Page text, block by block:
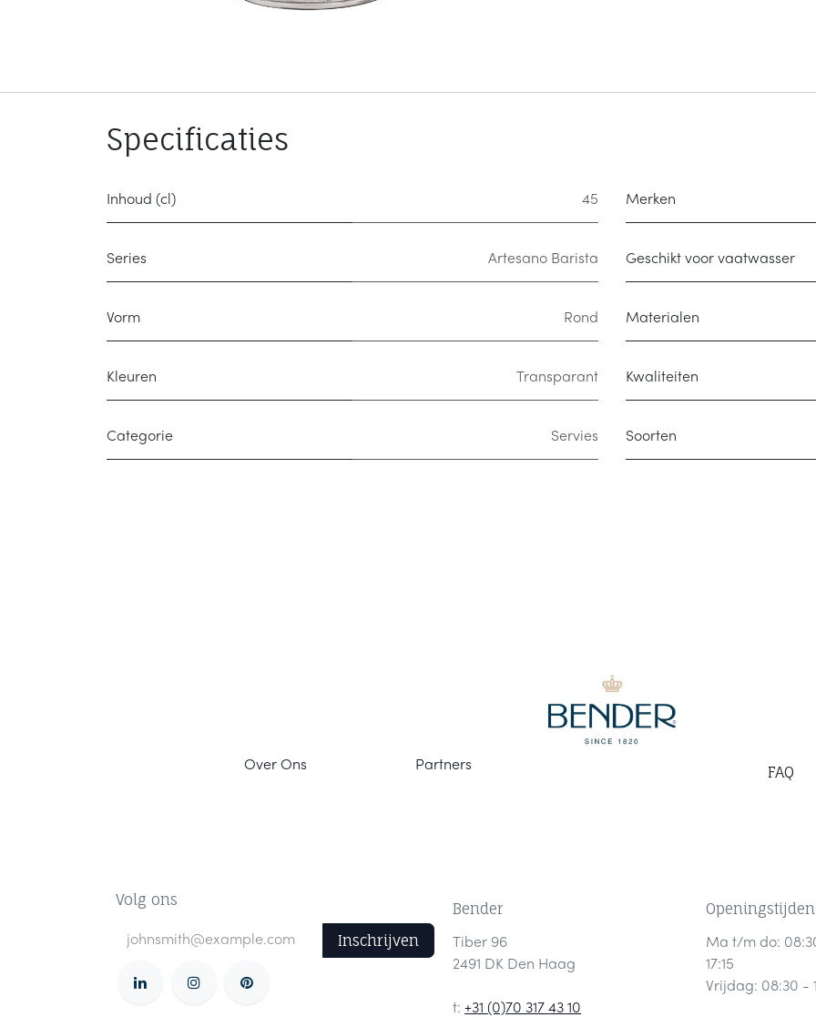
Specificaties
Inhoud (cl) 45 Merken
Series Artesano Barista Geschikt voor vaatwasser
Vorm Rond Materialen
Kleuren Transparant Kwaliteiten
Categorie Servies Soorten
Volg ons
Inschrijven
Bender
Tiber 96
2491 DK Den Haag
t: +31 (0)70 317 43 10
Openingstijden
Ma t/m do:
17:15
Vrijdag: 08:30 -
Partners
Over Ons FAQ